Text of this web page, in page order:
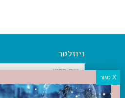
ניוזלטר